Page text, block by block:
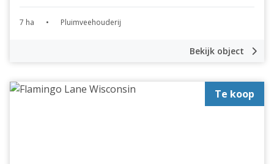
7 ha • Pluimveehouderij
Bekijk object
Te koop